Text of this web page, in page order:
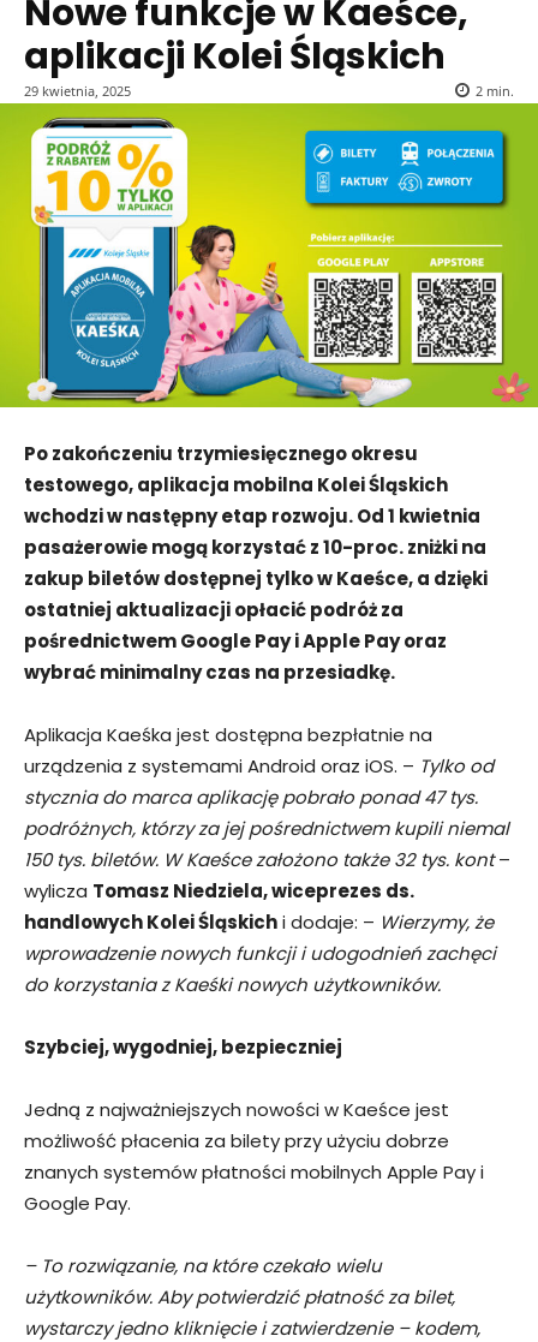
Nowe funkcje w Kaeśce,
aplikacji Kolei Śląskich
29 kwietnia, 2025 2 min.
Po zakończeniu trzymiesięcznego okresu
testowego, aplikacja mobilna Kolei Śląskich
wchodzi w następny etap rozwoju. Od 1 kwietnia
pasażerowie mogą korzystać z 10-proc. zniżki na
zakup biletów dostępnej tylko w Kaeśce, a dzięki
ostatniej aktualizacji opłacić podróż za
pośrednictwem Google Pay i Apple Pay oraz
wybrać minimalny czas na przesiadkę.
Aplikacja Kaeśka jest dostępna bezpłatnie na
urządzenia z systemami Android oraz iOS. – Tylko od
stycznia do marca aplikację pobrało ponad 47 tys.
podróżnych, którzy za jej pośrednictwem kupili niemal
150 tys. biletów. W Kaeśce założono także 32 tys. kont–
wylicza Tomasz Niedziela, wiceprezes ds.
handlowych Kolei Śląskichi dodaje: – Wierzymy, że
wprowadzenie nowych funkcji i udogodnień zachęci
do korzystania z Kaeśki nowych użytkowników.
Szybciej, wygodniej, bezpieczniej
Jedną z najważniejszych nowości w Kaeśce jest
możliwość płacenia za bilety przy użyciu dobrze
znanych systemów płatności mobilnych Apple Pay i
Google Pay.
– To rozwiązanie, na które czekało wielu
użytkowników. Aby potwierdzić płatność za bilet,
wystarczy jedno kliknięcie i zatwierdzenie – kodem,